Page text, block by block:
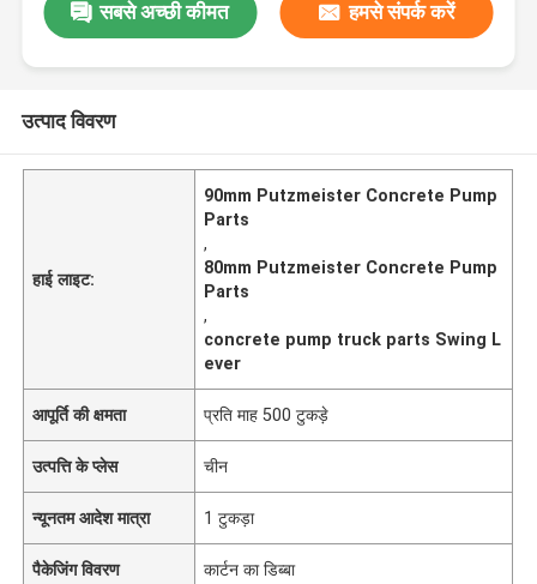
सबसे अच्छी कीमत हमसे संपर्क करें
उत्पाद विवरण
हाई लाइट:
90mm Putzmeister Concrete Pump
Parts
,
80mm Putzmeister Concrete Pump
Parts
,
concrete pump truck parts Swing L
ever
आपूर्ति की क्षमता प्रति माह 500 टुकड़े
उत्पत्ति के प्लेस चीन
न्यूनतम आदेश मात्रा 1 टुकड़ा
पैकेजिंग विवरण कार्टन का डिब्बा